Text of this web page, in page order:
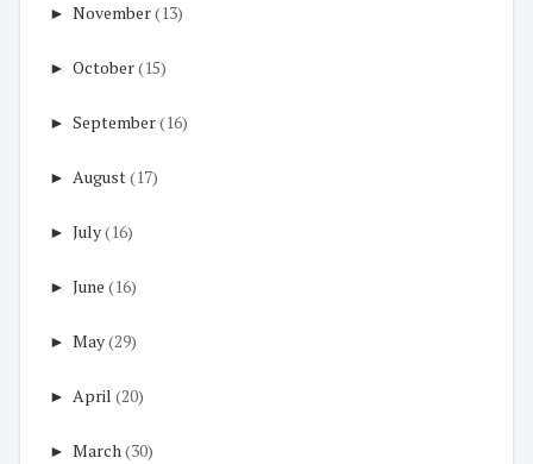
► November(13)
► October(15)
► September(16)
► August(17)
► July(16)
► June (16)
► May(29)
► April (20)
► March(30)